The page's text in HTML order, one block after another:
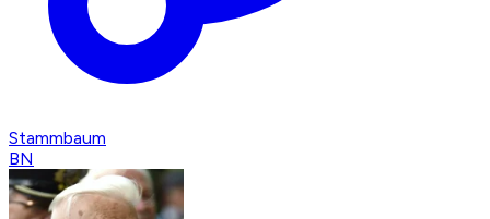
Stammbaum
BN